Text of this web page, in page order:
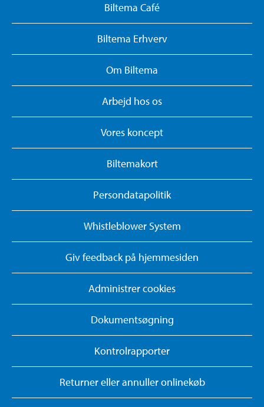
Biltema Café
Biltema Erhverv
Om Biltema
Arbejd hos os
Vores koncept
Biltemakort
Persondatapolitik
Whistleblower System
Giv feedback på hjemmesiden
Administrer cookies
Dokumentsøgning
Kontrolrapporter
Returner eller annuller onlinekøb